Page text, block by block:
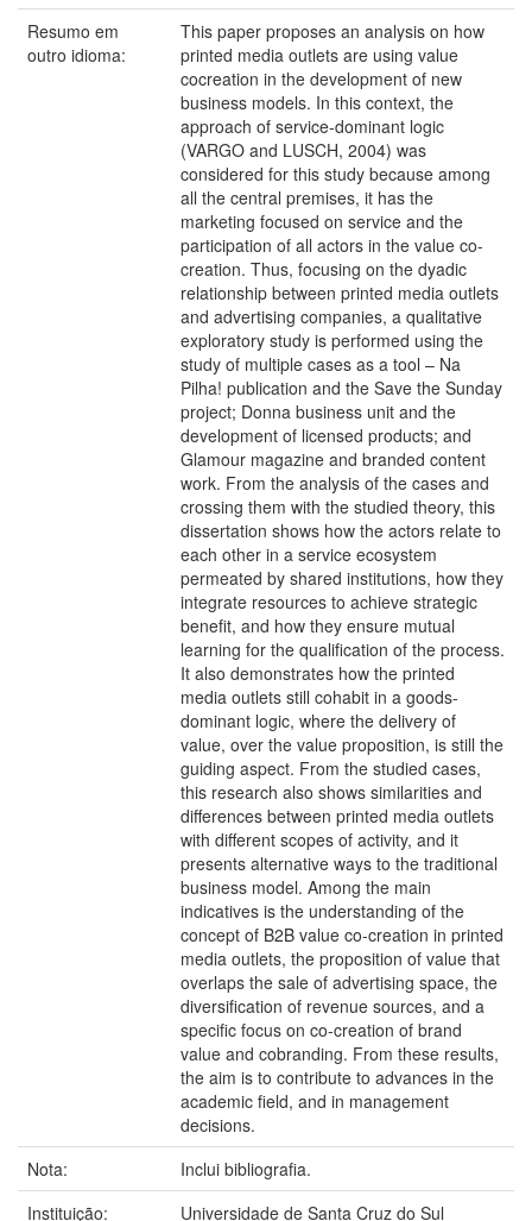
Resumo em
outro idioma:
This paper proposes an analysis on how
printed media outlets are using value
cocreation in the development of new
business models. In this context, the
approach of service-dominant logic
(VARGO and LUSCH, 2004) was
considered for this study because among
all the central premises, it has the
marketing focused on service and the
participation of all actors in the value co-
creation. Thus, focusing on the dyadic
relationship between printed media outlets
and advertising companies, a qualitative
exploratory study is performed using the
study of multiple cases as a tool – Na
Pilha! publication and the Save the Sunday
project; Donna business unit and the
development of licensed products; and
Glamour magazine and branded content
work. From the analysis of the cases and
crossing them with the studied theory, this
dissertation shows how the actors relate to
each other in a service ecosystem
permeated by shared institutions, how they
integrate resources to achieve strategic
benefit, and how they ensure mutual
learning for the qualification of the process.
It also demonstrates how the printed
media outlets still cohabit in a goods-
dominant logic, where the delivery of
value, over the value proposition, is still the
guiding aspect. From the studied cases,
this research also shows similarities and
differences between printed media outlets
with different scopes of activity, and it
presents alternative ways to the traditional
business model. Among the main
indicatives is the understanding of the
concept of B2B value co-creation in printed
media outlets, the proposition of value that
overlaps the sale of advertising space, the
diversification of revenue sources, and a
specific focus on co-creation of brand
value and cobranding. From these results,
the aim is to contribute to advances in the
academic field, and in management
decisions.
Nota:
Inclui bibliografia.
Instituição:
Universidade de Santa Cruz do Sul